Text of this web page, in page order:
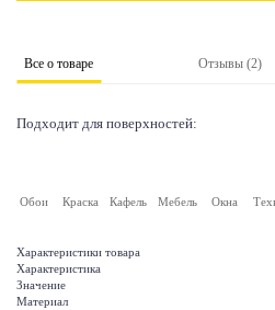
Все о товаре Отзывы (2)
Подходит для поверхностей:
Обои Краска Кафель Мебель Окна
Характеристики товара
Характеристика
Значение
Материал